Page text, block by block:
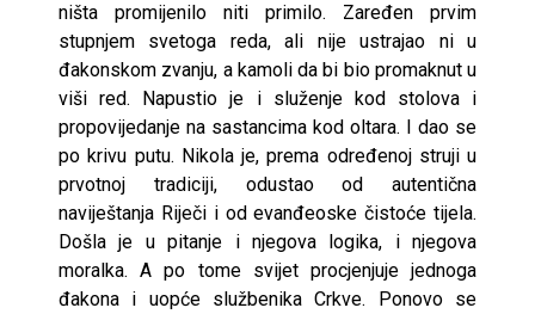
ništa promijenilo niti primilo. Zaređen prvim
stupnjem svetoga reda, ali nije ustrajao ni u
đakonskom zvanju, a kamoli da bi bio promaknut u
viši red. Napustio je i služenje kod stolova i
propovijedanje na sastancima kod oltara. I dao se
po krivu putu. Nikola je, prema određenoj struji u
prvotnoj tradiciji, odustao od autentična
naviještanja Riječi i od evanđeoske čistoće tijela.
Došla je u pitanje i njegova logika, i njegova
moralka. A po tome svijet procjenjuje jednoga
đakona i uopće službenika Crkve. Ponovo se